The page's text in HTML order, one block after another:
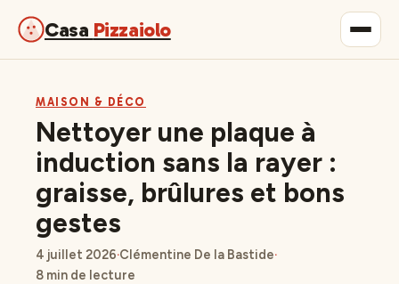
Casa Pizzaiolo
Maison & Déco
Lifestyle
MAISON & DÉCO
Nettoyer une plaque à
induction sans la rayer :
graisse, brûlures et bons
gestes
4 juillet 2026·Clémentine De la Bastide·
8 min de lecture